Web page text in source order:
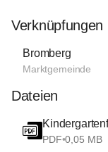
Verknüpfungen
Bromberg
Marktgemeinde
Dateien
PDF•0,05 MB